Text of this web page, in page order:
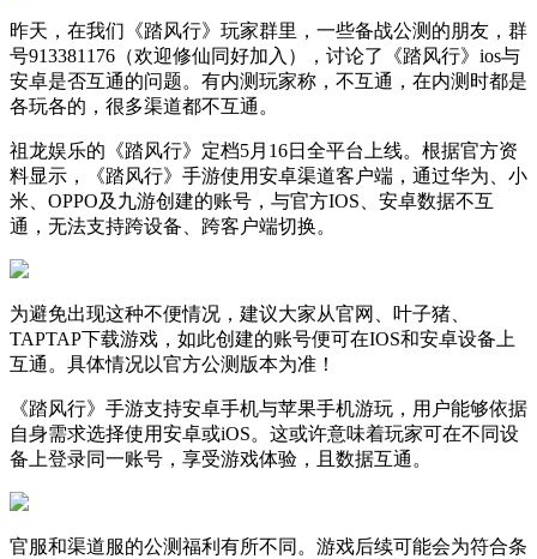
昨天，在我们《踏风行》玩家群里，一些备战公测的朋友，群
号913381176（欢迎修仙同好加入），讨论了《踏风行》ios与
安卓是否互通的问题。有内测玩家称，不互通，在内测时都是
各玩各的，很多渠道都不互通。
祖龙娱乐的《踏风行》定档5月16日全平台上线。根据官方资
料显示，《踏风行》手游使用安卓渠道客户端，通过华为、小
米、OPPO及九游创建的账号，与官方IOS、安卓数据不互
通，无法支持跨设备、跨客户端切换。
为避免出现这种不便情况，建议大家从官网、叶子猪、
TAPTAP下载游戏，如此创建的账号便可在IOS和安卓设备上
互通。具体情况以官方公测版本为准！
《踏风行》手游支持安卓手机与苹果手机游玩，用户能够依据
自身需求选择使用安卓或iOS。这或许意味着玩家可在不同设
备上登录同一账号，享受游戏体验，且数据互通。
官服和渠道服的公测福利有所不同。游戏后续可能会为符合条